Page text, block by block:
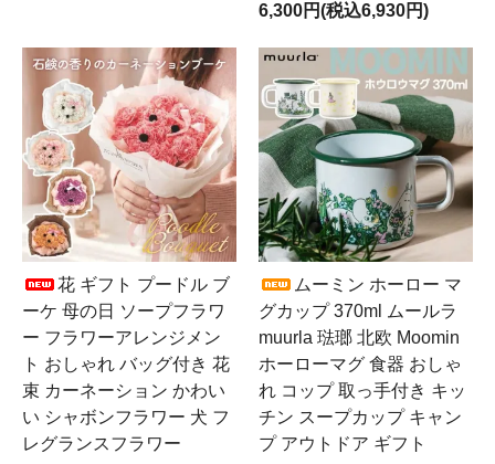
6,300円(税込6,930円)
花 ギフト プードル ブ
ーケ 母の日 ソープフラワ
ー フラワーアレンジメン
ト おしゃれ バッグ付き 花
束 カーネーション かわい
い シャボンフラワー 犬 フ
レグランスフラワー
ムーミン ホーロー マ
グカップ 370ml ムールラ
muurla 琺瑯 北欧 Moomin
ホーローマグ 食器 おしゃ
れ コップ 取っ手付き キッ
チン スープカップ キャン
プ アウトドア ギフト